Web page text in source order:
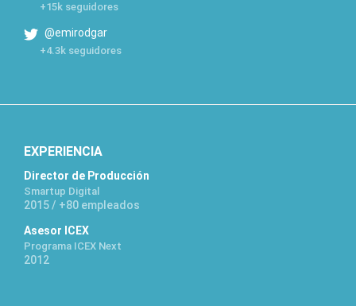
+15k seguidores
@emirodgar
+4.3k seguidores
EXPERIENCIA
Director de Producción
Smartup Digital
2015 / +80 empleados
Asesor ICEX
Programa ICEX Next
2012